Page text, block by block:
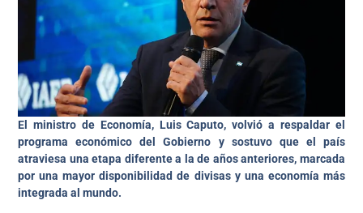
El ministro de Economía, Luis Caputo, volvió a respaldar el
programa económico del Gobierno y sostuvo que el país
atraviesa una etapa diferente a la de años anteriores, marcada
por una mayor disponibilidad de divisas y una economía más
integrada al mundo.